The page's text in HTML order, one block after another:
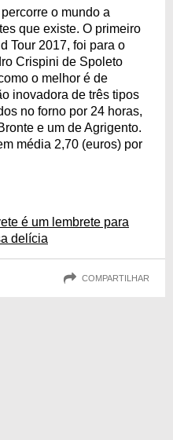
o mundo a
que existe. O primeiro
Tour 2017, foi para o
Crispini de Spoleto
o melhor é de
inovadora de três tipos
no forno por 24 horas,
e um de Agrigento.
média 2,70 (euros) por
é um lembrete para
delícia
COMPARTILHAR